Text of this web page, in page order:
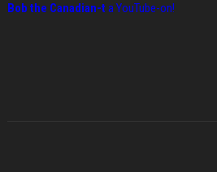
Bob the Canadian-t a YouTube-on!